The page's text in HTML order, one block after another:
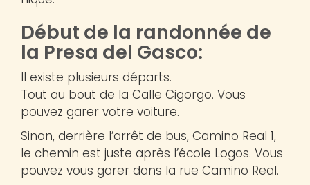
Début de la randonnée de
la Presa del Gasco:
Il existe plusieurs départs.
Tout au bout de la Calle Cigorgo. Vous
pouvez garer votre voiture.
Sinon, derrière l’arrêt de bus, Camino Real 1,
le chemin est juste après l’école Logos. Vous
pouvez vous garer dans la rue Camino Real.